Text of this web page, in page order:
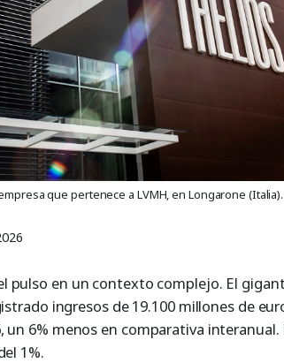
que pertenece a LVMH, en Longarone (Italia).
pulso en un contexto complejo. El
ingresos de 19.100 millones de
un 6% menos en comparativa interanual.
1%.